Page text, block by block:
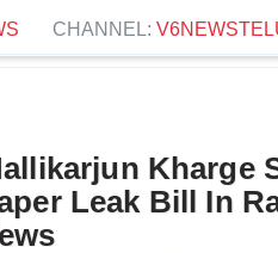
CHANNEL:
Kharge
Leak Bill In